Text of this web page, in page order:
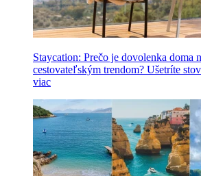
Staycation: Prečo je dovolenka doma
cestovateľským trendom? Ušetríte
viac